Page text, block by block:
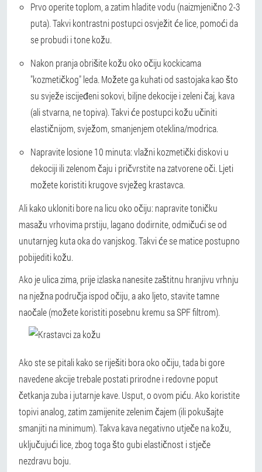
Prvo operite toplom, a zatim hladite vodu (naizmjenično 2-3
puta). Takvi kontrastni postupci osvježit će lice, pomoći da
se probudi i tone kožu.
Nakon pranja obrišite kožu oko očiju kockicama
"kozmetičkog" leda. Možete ga kuhati od sastojaka kao što
su svježe iscijeđeni sokovi, biljne dekocije i zeleni čaj, kava
(ali stvarna, ne topiva). Takvi će postupci kožu učiniti
elastičnijom, svježom, smanjenjem oteklina/modrica.
Napravite losione 10 minuta: vlažni kozmetički diskovi u
dekociji ili zelenom čaju i pričvrstite na zatvorene oči. Ljeti
možete koristiti krugove svježeg krastavca.
Ali kako ukloniti bore na licu oko očiju: napravite toničku
masažu vrhovima prstiju, lagano dodirnite, odmičući se od
unutarnjeg kuta oka do vanjskog. Takvi će se matice postupno
pobijediti kožu.
Ako je ulica zima, prije izlaska nanesite zaštitnu hranjivu vrhnju
na nježna područja ispod očiju, a ako ljeto, stavite tamne
naočale (možete koristiti posebnu kremu sa SPF filtrom).
Ako ste se pitali kako se riješiti bora oko očiju, tada bi gore
navedene akcije trebale postati prirodne i redovne poput
četkanja zuba i jutarnje kave. Usput, o ovom piću. Ako koristite
topivi analog, zatim zamijenite zelenim čajem (ili pokušajte
smanjiti na minimum). Takva kava negativno utječe na kožu,
uključujući lice, zbog toga što gubi elastičnost i stječe
nezdravu boju.